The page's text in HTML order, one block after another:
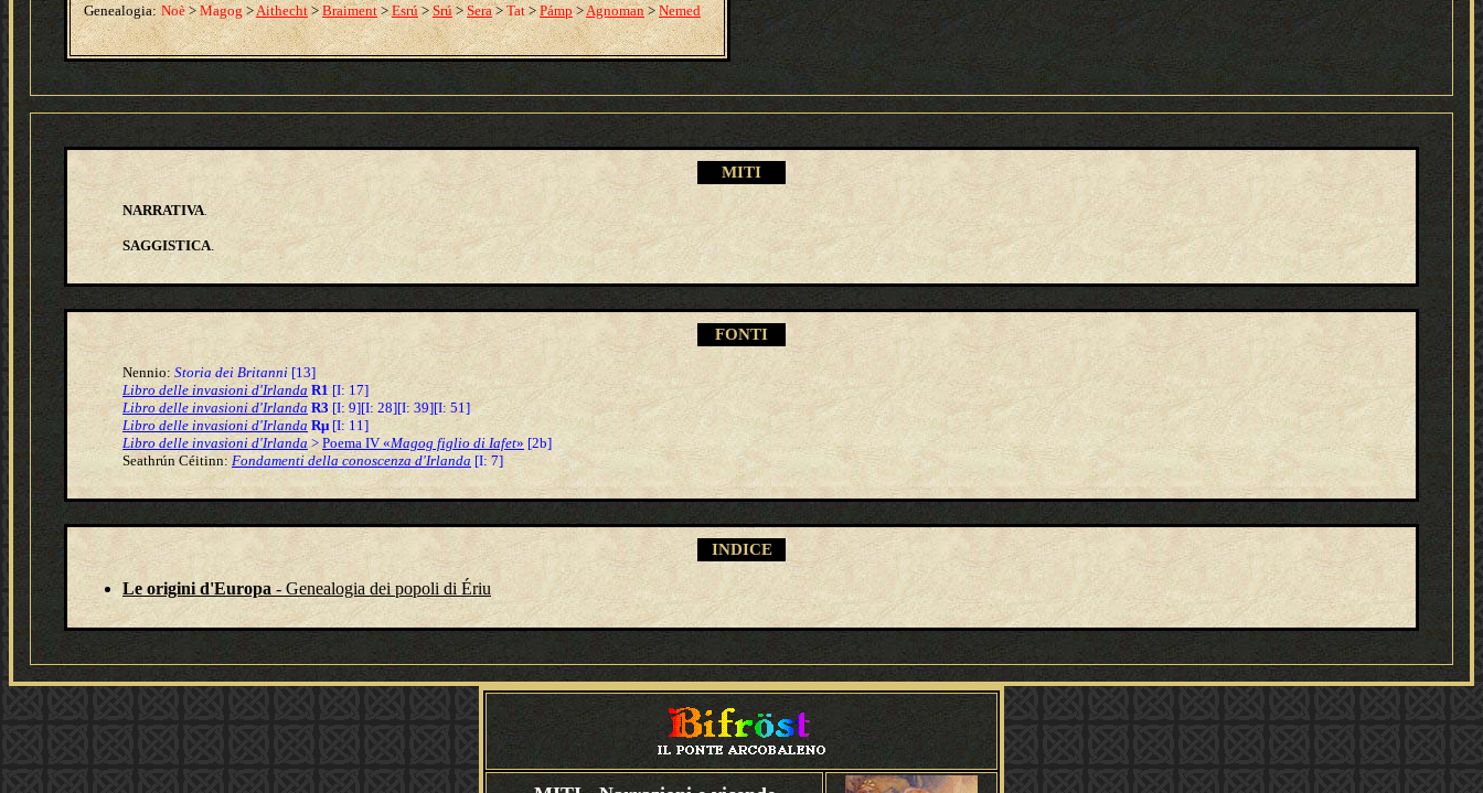
Genealogia: Noè>Magog >Aithecht > Braiment > Esrú > Srú > Sera >Tat > Pámp>Agnoman>Nemed
MITI
NARRATIVA
SAGGISTICA.
FONTI
Nennio: Storia dei Britanni [13]
Libro delle invasioni d'Irlanda R1 [I: 17]
Libro delle invasioni d'Irlanda R3 [I: 9][I: 28][I: 39][I: 51]
Libro delle invasioni d'Irlanda Rμ[I: 11]
Libro delle invasioni d'Irlanda >Poema IV «Magog figlio di Iafet» [2b]
Seathrún Céitinn: Fondamenti della conoscenza d'Irlanda [I: 7]
INDICE
Le origini d'Europa - Genealogia dei popoli di Ériu